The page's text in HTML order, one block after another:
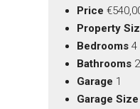
Price
Property
Bedrooms 4
Bathrooms 2
Garage 1
Garage Size